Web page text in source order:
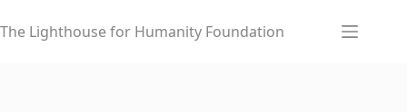
to
The Lighthouse for Humanity Foundation